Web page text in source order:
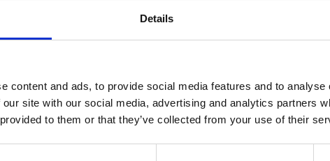
Details
content and ads, to provide social media features and to
site with our social media, advertising and analytics partners
to them or that they’ve collected from your use of their